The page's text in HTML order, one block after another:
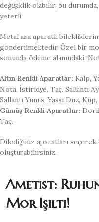
değişiklik olabilir; bu
yeterli.
Metal ara aparatlı
gönderilmektedir. Özel bir
sonunda ödeme alanındaki
Altın Renkli Aparatlar: Kalp,
Nota, İstiridye, Taç, Sallantı
Sallantı Yunus, Yassı Düz,
Gümüş Renkli Aparatlar:
Taç.
Dilediğiniz aparatları
oluşturabilirsiniz.
Ametist:
Mor Işıltı!